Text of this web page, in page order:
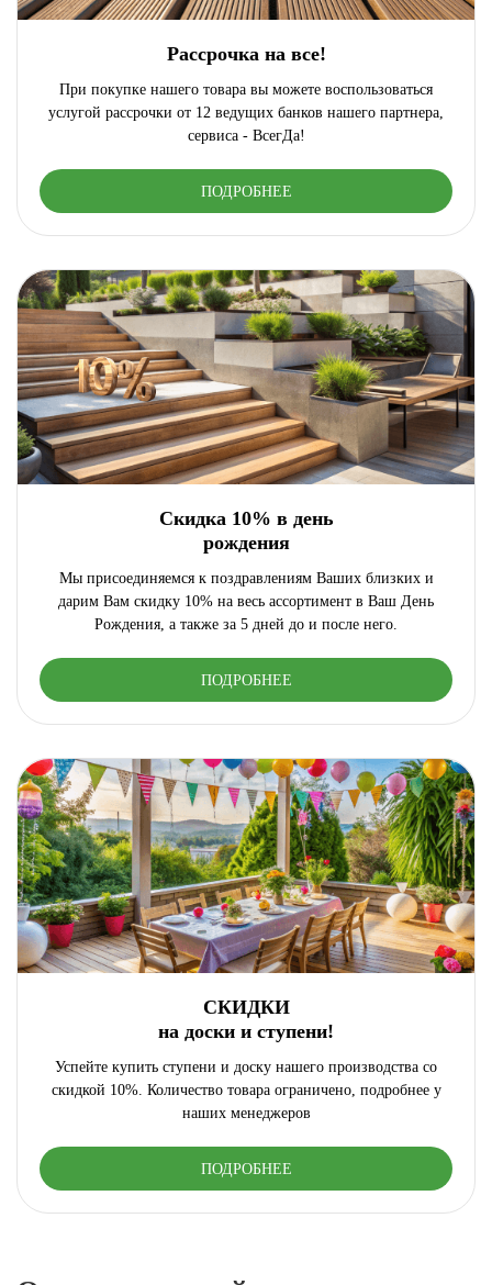
Рассрочка на все!
При покупке нашего товара вы можете воспользоваться
услугой рассрочки от 12 ведущих банков нашего партнера,
сервиса - ВсегДа!
ПОДРОБНЕЕ
Скидка 10% в день
рождения
Мы присоединяемся к поздравлениям Ваших близких и
дарим Вам скидку 10% на весь ассортимент в Ваш День
Рождения, а также за 5 дней до и после него.
ПОДРОБНЕЕ
СКИДКИ
на доски и ступени!
Успейте купить ступени и доску нашего производства со
скидкой 10%. Количество товара ограничено, подробнее у
наших менеджеров
ПОДРОБНЕЕ